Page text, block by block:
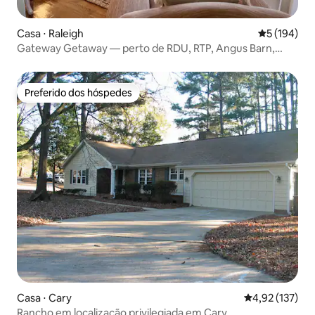
Casa ⋅ Raleigh 5 de uma
5 (194)
Gateway Getaway — perto de RDU, RTP, Angus Barn,
Preferido dos hóspedes
Preferido dos hóspedes
Casa ⋅ Cary 4,92 de uma
4,92 (137)